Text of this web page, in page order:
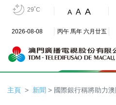
29˚C A A A
2026-08-08 丙午 馬年 六月廿五
主頁 新聞 > 國際銀行稱將助力